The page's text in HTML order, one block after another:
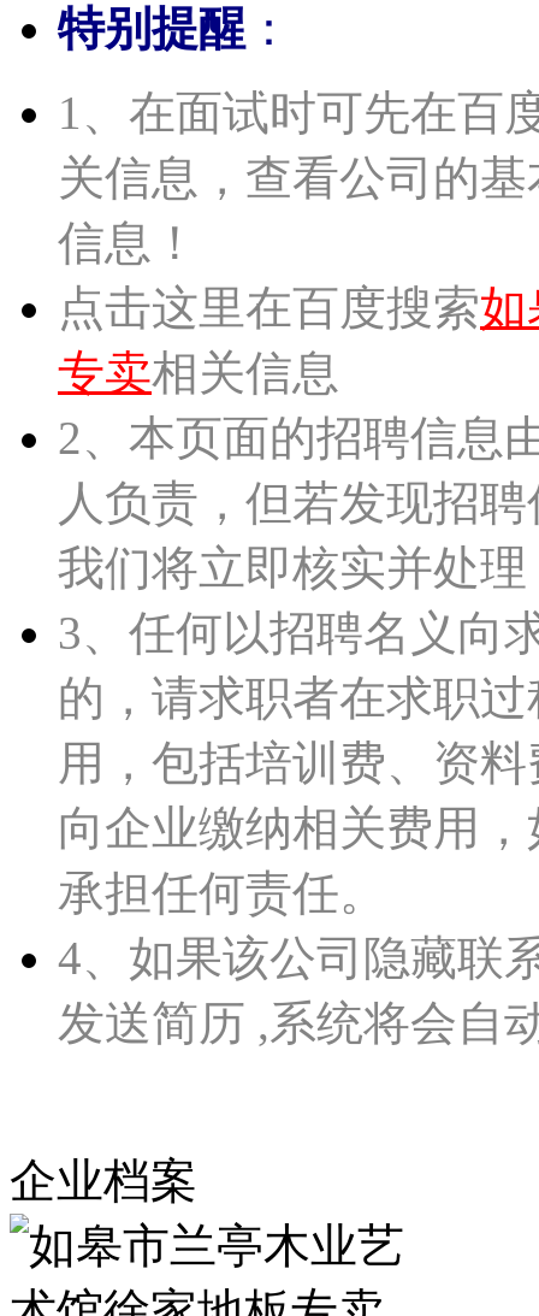
特别提醒 ：
1、在面试时可先在百
关信息，查看公司的
信息！
点击这里在百度搜索如
专卖相关信息
2、本页面的招聘信息
人负责，但若发现招
我们将立即核实并处理
3、任何以招聘名义向
的，请求职者在求职
用，包括培训费、资
向企业缴纳相关费用，
承担任何责任。
4、如果该公司隐藏联
发送简历 ,系统将会自
企业档案